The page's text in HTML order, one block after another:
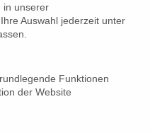
in Mexiko
City auf dem DOCSDF
Dokumentation”.
in unserer
Auswahl jederzeit unter
Funktionen
der Website